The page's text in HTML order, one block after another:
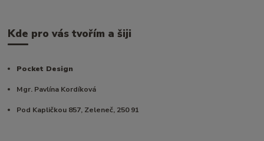
Kde pro vás tvořím a šiji
Pocket Design
Mgr. Pavlína Kordíková
Pod Kapličkou 857, Zeleneč, 250 91